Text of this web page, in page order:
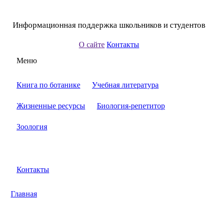
Информационная поддержка школьников и студентов
О сайте Контакты
Меню
Книга по ботанике Учебная литература
Жизненные ресурсы Биология-репетитор
Зоология
Контакты
Главная